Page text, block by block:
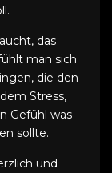
das
man sich
die den
Stress,
Gefühl was
sollte.
und